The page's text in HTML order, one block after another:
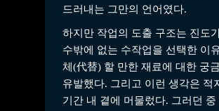
드러내는 그만의 언어였다.
하지만 작업의 도출 구조는 진도
수밖에 없는 수작업을 선택한 이
체(代替) 할 만한 재료에 대한 궁
유발했다. 그리고 이런 생각은 적
기간 내 곁에 머물렀다. 그러던 중